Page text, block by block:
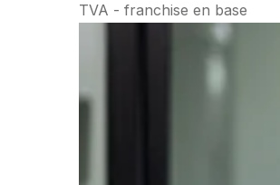
TVA - franchise en base